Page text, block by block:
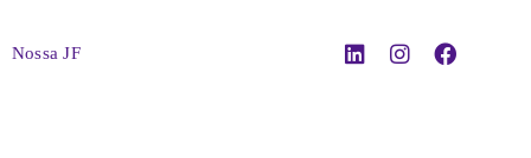
Nossa JF